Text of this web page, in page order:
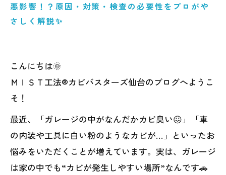
悪影響！？原因・対策・検査の必要性をプロがや
さしく解説✨
こんにちは🌞
ＭＩＳＴ工法®カビバスターズ仙台のブログへようこ
そ！
最近、「ガレージの中がなんだかカビ臭い😖」「車
の内装や工具に白い粉のようなカビが…」といったお
悩みをいただくことが増えています。実は、ガレージ
は家の中でも“カビが発生しやすい場所”なんです🚗